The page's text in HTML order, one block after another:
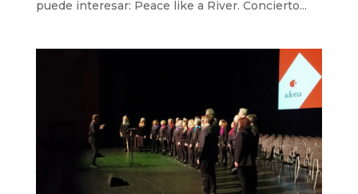
puede interesar: Peace like a River. Concierto...